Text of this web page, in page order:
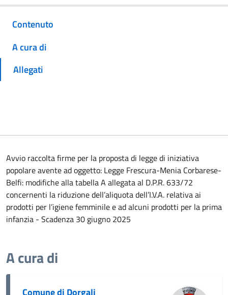
Contenuto
A cura di
Allegati
Avvio raccolta firme per la proposta di legge di iniziativa
popolare avente ad oggetto: Legge Frescura-Menia Corbarese-
Belfi: modifiche alla tabella A allegata al D.P.R. 633/72
concernenti la riduzione dell’aliquota dell’I.V.A. relativa ai
prodotti per l’igiene femminile e ad alcuni prodotti per la prima
infanzia - Scadenza 30 giugno 2025
A cura di
Comune di Dorgali